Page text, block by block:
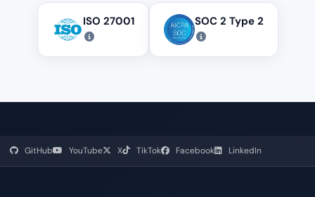
ISO 27001 SOC 2 Type 2
GitHub YouTube X TikTok Facebook LinkedIn